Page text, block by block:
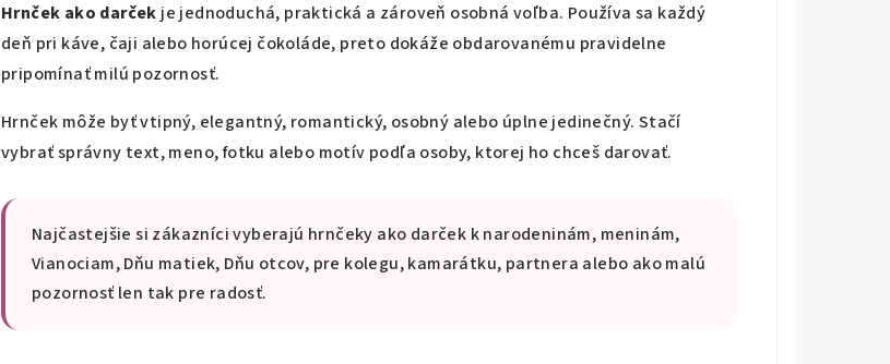
Hrnček ako darček je jednoduchá, praktická a zároveň osobná voľba. Používa sa každý
deň pri káve, čaji alebo horúcej čokoláde, preto dokáže obdarovanému pravidelne
pripomínať milú pozornosť.
Hrnček môže byť vtipný, elegantný, romantický, osobný alebo úplne jedinečný. Stačí
vybrať správny text, meno, fotku alebo motív podľa osoby, ktorej ho chceš darovať.
Najčastejšie si zákazníci vyberajú hrnčeky ako darček k narodeninám, meninám,
Vianociam, Dňu matiek, Dňu otcov, pre kolegu, kamarátku, partnera alebo ako malú
pozornosť len tak pre radosť.